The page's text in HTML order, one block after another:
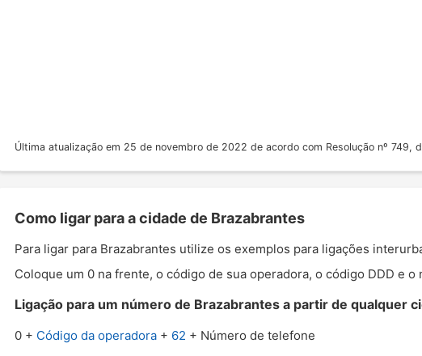
Última atualização em 25 de novembro de 2022 de acordo com Resolução nº 749,
Como ligar para a cidade de Brazabrantes
Para ligar para Brazabrantes utilize os exemplos para ligações
Coloque um 0 na frente, o código de sua operadora, o código DDD e o
Ligação para um número de Brazabrantes a partir de qualquer
0 + Código da operadora+ 62 + Número de telefone